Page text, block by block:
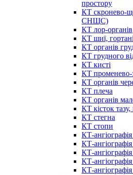
простору
КТ скронево-
СНЩС)
КТ лор-органів
КТ шиї, гортані
КТ органів
КТ грудного
КТ кисті
КТ променево-
КТ органів
КТ плеча
КТ органів
КТ кісток
КТ стегна
КТ стопи
КТ-
КТ-
КТ-
КТ-
КТ-